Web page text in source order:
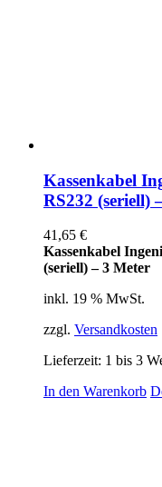
Kassenkabel
RS232 (seriell)
41,65 €
Kassenkabel
(seriell) – 3 Meter
inkl. 19 % MwSt.
zzgl. Versandkosten
Lieferzeit: 1 bis 3
In den Warenkorb